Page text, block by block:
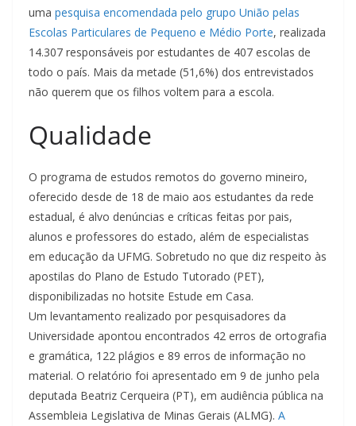
uma pesquisa encomendada pelo grupo União pelas
Escolas Particulares de Pequeno e Médio Porte, realizada
14.307 responsáveis por estudantes de 407 escolas de
todo o país. Mais da metade (51,6%) dos entrevistados
não querem que os filhos voltem para a escola.
Qualidade
O programa de estudos remotos do governo mineiro,
oferecido desde de 18 de maio aos estudantes da rede
estadual, é alvo denúncias e críticas feitas por pais,
alunos e professores do estado, além de especialistas
em educação da UFMG. Sobretudo no que diz respeito às
apostilas do Plano de Estudo Tutorado (PET),
disponibilizadas no hotsite Estude em Casa.
Um levantamento realizado por pesquisadores da
Universidade apontou encontrados 42 erros de ortografia
e gramática, 122 plágios e 89 erros de informação no
material. O relatório foi apresentado em 9 de junho pela
deputada Beatriz Cerqueira (PT), em audiência pública na
Assembleia Legislativa de Minas Gerais (ALMG). A